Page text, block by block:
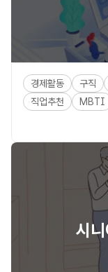
경제활동 구직
직업추천
MBTI
시